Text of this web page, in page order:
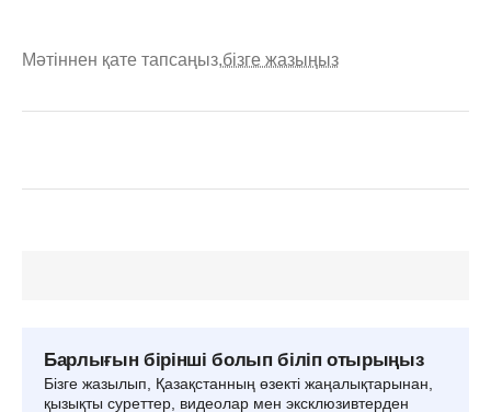
Мәтіннен қате тапсаңыз,бізге жазыңыз
Барлығын бірінші болып біліп отырыңыз
Бізге жазылып, Қазақстанның өзекті жаңалықтарынан,
қызықты суреттер, видеолар мен эксклюзивтерден